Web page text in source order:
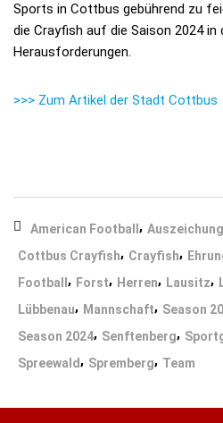
Sports in Cottbus gebührend zu
die Crayfish auf die Saison 2024 in
Herausforderungen.
>>> Zum Artikel der Stadt Cottbus
American Football, Auszeichung
Cottbus Crayfish, Crayfish,
Football, Forst, Herren, Lausitz,
Lübbenau, Mannschaft, Season
Season 2024, Senftenberg,
Spreewald, Spremberg, Team